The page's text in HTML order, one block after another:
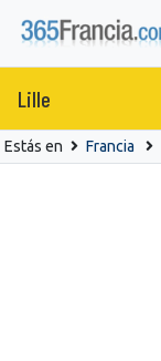
Lille
Estás en Francia